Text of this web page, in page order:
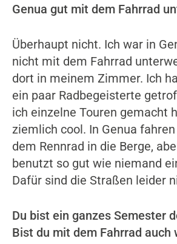
Genua gut mit dem Fahrrad
Überhaupt nicht. Ich war in
nicht mit dem Fahrrad
dort in meinem Zimmer. Ich
ein paar Radbegeisterte
ich einzelne Touren gemacht
ziemlich cool. In Genua
dem Rennrad in die Berge,
benutzt so gut wie niemand
Dafür sind die Straßen leider
Du bist ein ganzes Semester
Bist du mit dem Fahrrad auch